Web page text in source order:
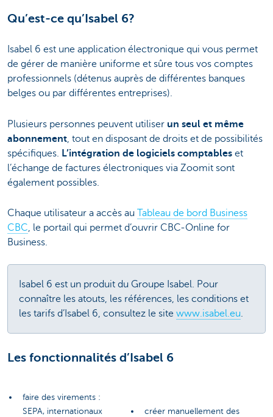
Qu’est-ce qu’Isabel 6?
Isabel 6 est une application électronique qui vous permet
de gérer de manière uniforme et sûre tous vos comptes
professionnels (détenus auprès de différentes banques
belges ou par différentes entreprises).
Plusieurs personnes peuvent utiliser un seul et même
abonnement, tout en disposant de droits et de possibilités
spécifiques. L’intégration de logiciels comptables et
l’échange de factures électroniques via Zoomit sont
également possibles.
Chaque utilisateur a accès au Tableau de bord Business
CBC, le portail qui permet d’ouvrir CBC-Online for
Business.
Isabel 6 est un produit du Groupe Isabel. Pour
connaître les atouts, les références, les conditions et
les tarifs d’Isabel 6, consultez le site www.isabel.eu.
Les fonctionnalités d’Isabel 6
faire des virements :
SEPA, internationaux
créer manuellement des